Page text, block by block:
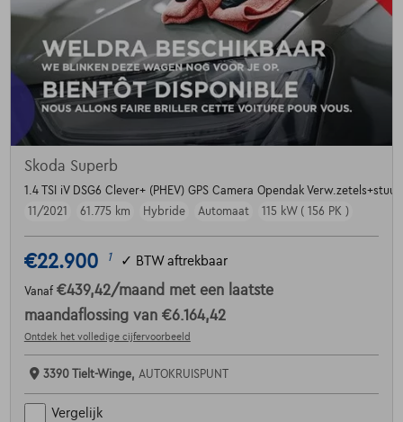
Skoda Superb
1.4 TSI iV DSG6 Clever+ (PHEV) GPS Camera Opendak Verw.zetels+stuur
11/2021
61.775 km Hybride Automaat 115 kW ( 156 PK )
€22.900 1 ✓ BTW aftrekbaar
Vanaf €439,42/maand met een laatste
maandaflossing van €6.164,42
Ontdek het volledige cijfervoorbeeld
3390 Tielt-Winge, AUTOKRUISPUNT
Vergelijk